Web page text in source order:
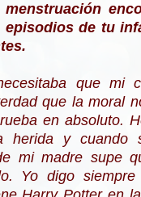
episodios de tu
que mi
que la moral
en absoluto.
herida y cuando
mi madre supe
Yo digo